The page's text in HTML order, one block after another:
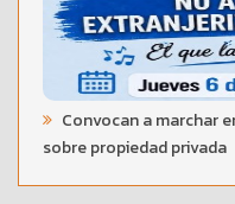
Convocan a marchar
sobre propiedad privada